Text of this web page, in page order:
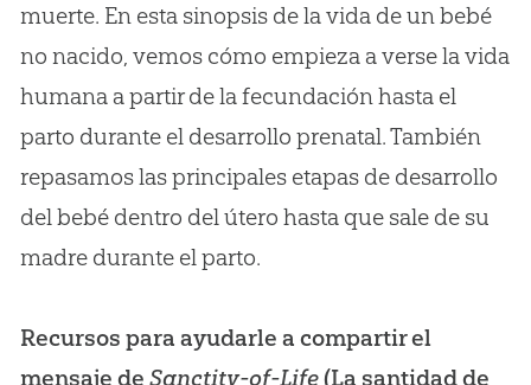
muerte. En esta sinopsis de la vida de un bebé
no nacido, vemos cómo empieza a verse la vida
humana a partir de la fecundación hasta el
parto durante el desarrollo prenatal. También
repasamos las principales etapas de desarrollo
del bebé dentro del útero hasta que sale de su
madre durante el parto.
Recursos para ayudarle a compartir el
mensaje de Sanctity-of-Life(La santidad de